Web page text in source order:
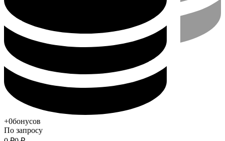
+0бонусов
По запросу